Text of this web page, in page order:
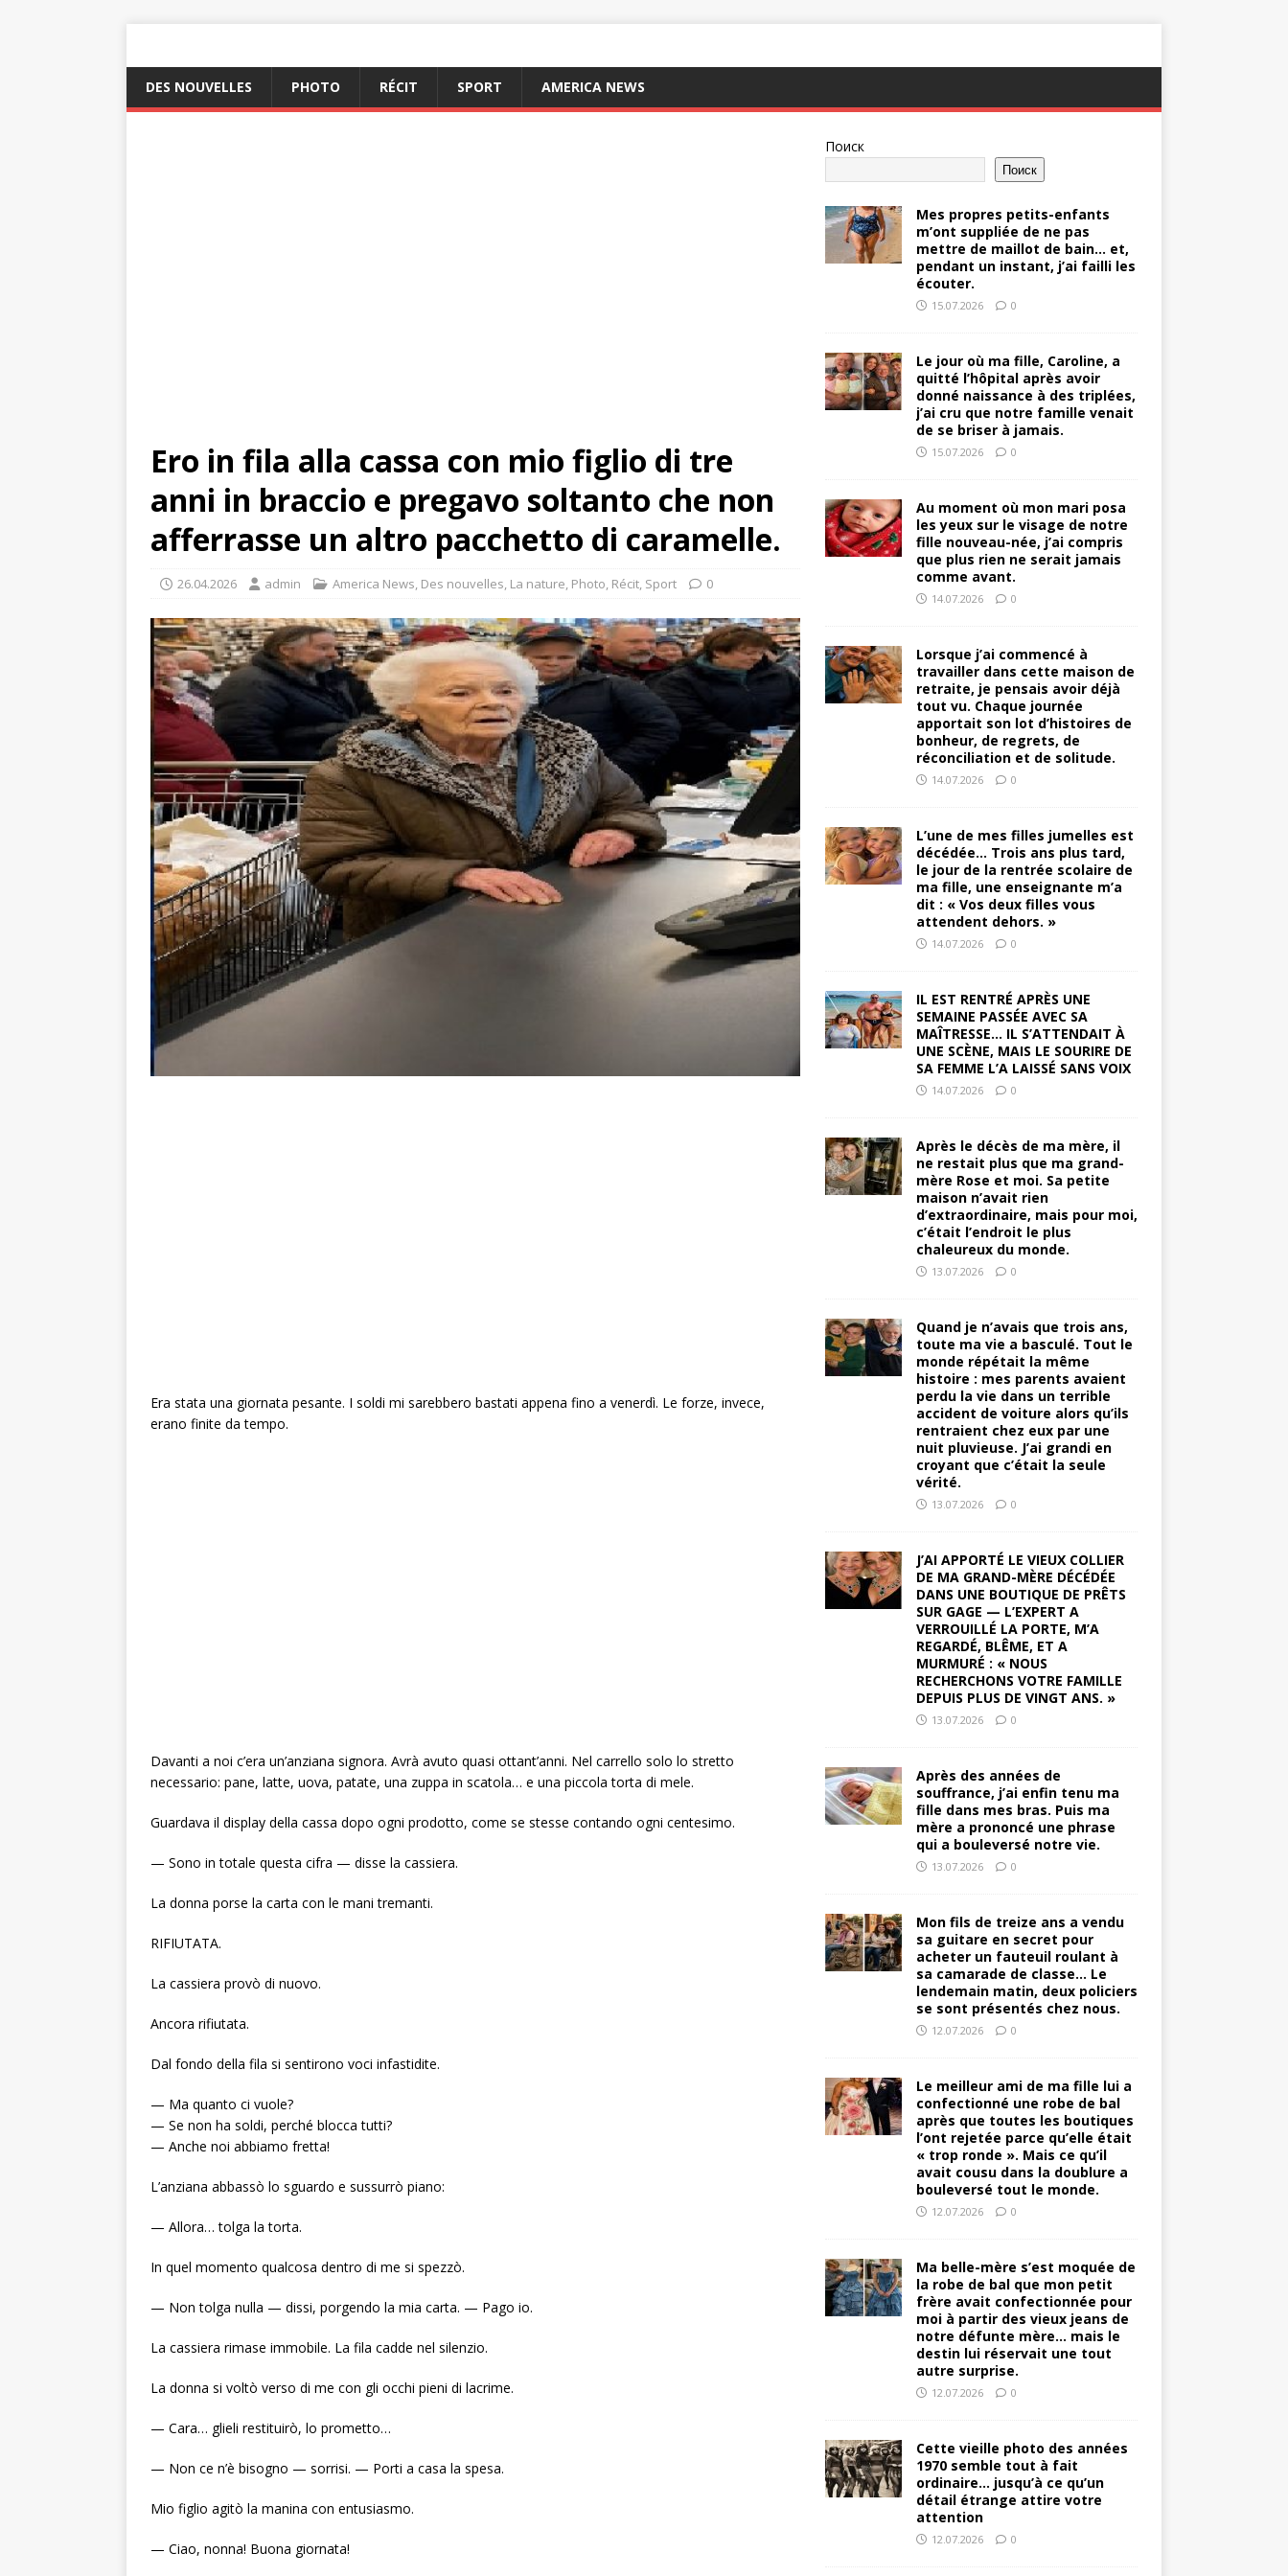
DES NOUVELLES PHOTO RÉCIT SPORT AMERICA NEWS
Ero in fila alla cassa con mio figlio di tre
anni in braccio e pregavo soltanto che non
afferrasse un altro pacchetto di caramelle.
26.04.2026 admin America News, Des nouvelles, La nature, Photo, Récit, Sport 0
Era stata una giornata pesante. I soldi mi sarebbero bastati appena fino a venerdì. Le forze, invece,
erano finite da tempo.
Davanti a noi c’era un’anziana signora. Avrà avuto quasi ottant’anni. Nel carrello solo lo stretto
necessario: pane, latte, uova, patate, una zuppa in scatola… e una piccola torta di mele.
Guardava il display della cassa dopo ogni prodotto, come se stesse contando ogni centesimo.
— Sono in totale questa cifra — disse la cassiera.
La donna porse la carta con le mani tremanti.
RIFIUTATA.
La cassiera provò di nuovo.
Ancora rifiutata.
Dal fondo della fila si sentirono voci infastidite.
— Ma quanto ci vuole?
— Se non ha soldi, perché blocca tutti?
— Anche noi abbiamo fretta!
L’anziana abbassò lo sguardo e sussurrò piano:
— Allora… tolga la torta.
In quel momento qualcosa dentro di me si spezzò.
— Non tolga nulla — dissi, porgendo la mia carta. — Pago io.
La cassiera rimase immobile. La fila cadde nel silenzio.
La donna si voltò verso di me con gli occhi pieni di lacrime.
— Cara… glieli restituirò, lo prometto…
— Non ce n’è bisogno — sorrisi. — Porti a casa la spesa.
Mio figlio agitò la manina con entusiasmo.
— Ciao, nonna! Buona giornata!
Поиск
Поиск
Mes propres petits-enfants
m’ont suppliée de ne pas
mettre de maillot de bain… et,
pendant un instant, j’ai failli les
écouter.
15.07.2026 0
Le jour où ma fille, Caroline, a
quitté l’hôpital après avoir
donné naissance à des triplées,
j’ai cru que notre famille venait
de se briser à jamais.
15.07.2026 0
Au moment où mon mari posa
les yeux sur le visage de notre
fille nouveau-née, j’ai compris
que plus rien ne serait jamais
comme avant.
14.07.2026 0
Lorsque j’ai commencé à
travailler dans cette maison de
retraite, je pensais avoir déjà
tout vu. Chaque journée
apportait son lot d’histoires de
bonheur, de regrets, de
réconciliation et de solitude.
14.07.2026 0
L’une de mes filles jumelles est
décédée… Trois ans plus tard,
le jour de la rentrée scolaire de
ma fille, une enseignante m’a
dit : « Vos deux filles vous
attendent dehors. »
14.07.2026 0
IL EST RENTRÉ APRÈS UNE
SEMAINE PASSÉE AVEC SA
MAÎTRESSE… IL S’ATTENDAIT À
UNE SCÈNE, MAIS LE SOURIRE DE
SA FEMME L’A LAISSÉ SANS VOIX
14.07.2026 0
Après le décès de ma mère, il
ne restait plus que ma grand-
mère Rose et moi. Sa petite
maison n’avait rien
d’extraordinaire, mais pour moi,
c’était l’endroit le plus
chaleureux du monde.
13.07.2026 0
Quand je n’avais que trois ans,
toute ma vie a basculé. Tout le
monde répétait la même
histoire : mes parents avaient
perdu la vie dans un terrible
accident de voiture alors qu’ils
rentraient chez eux par une
nuit pluvieuse. J’ai grandi en
croyant que c’était la seule
vérité.
13.07.2026 0
J’AI APPORTÉ LE VIEUX COLLIER
DE MA GRAND-MÈRE DÉCÉDÉE
DANS UNE BOUTIQUE DE PRÊTS
SUR GAGE — L’EXPERT A
VERROUILLÉ LA PORTE, M’A
REGARDÉ, BLÊME, ET A
MURMURÉ : « NOUS
RECHERCHONS VOTRE FAMILLE
DEPUIS PLUS DE VINGT ANS. »
13.07.2026 0
Après des années de
souffrance, j’ai enfin tenu ma
fille dans mes bras. Puis ma
mère a prononcé une phrase
qui a bouleversé notre vie.
13.07.2026 0
Mon fils de treize ans a vendu
sa guitare en secret pour
acheter un fauteuil roulant à
sa camarade de classe… Le
lendemain matin, deux policiers
se sont présentés chez nous.
12.07.2026 0
Le meilleur ami de ma fille lui a
confectionné une robe de bal
après que toutes les boutiques
l’ont rejetée parce qu’elle était
« trop ronde ». Mais ce qu’il
avait cousu dans la doublure a
bouleversé tout le monde.
12.07.2026 0
Ma belle-mère s’est moquée de
la robe de bal que mon petit
frère avait confectionnée pour
moi à partir des vieux jeans de
notre défunte mère… mais le
destin lui réservait une tout
autre surprise.
12.07.2026 0
Cette vieille photo des années
1970 semble tout à fait
ordinaire… jusqu’à ce qu’un
détail étrange attire votre
attention
12.07.2026 0